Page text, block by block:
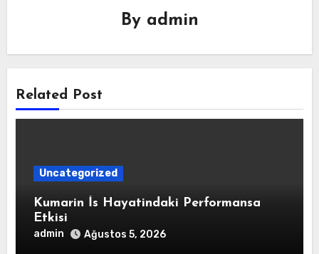
By admin
Related Post
Uncategorized
Kumarin İs Hayatindaki Performansa
Etkisi
admin Ağustos 5, 2026